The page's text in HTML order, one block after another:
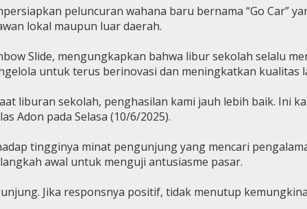
peluncuran wahana baru bernama “Go Car”
lokal maupun luar daerah.
Slide, mengungkapkan bahwa libur sekolah selalu
untuk terus berinovasi dan meningkatkan kualitas
liburan sekolah, penghasilan kami jauh lebih baik. Ini
Adon pada Selasa (10/6/2025).
tingginya minat pengunjung yang mencari
awal untuk menguji antusiasme pasar.
Jika responsnya positif, tidak menutup